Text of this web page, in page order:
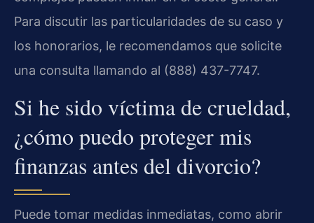
Para discutir las particularidades de su caso y
los honorarios, le recomendamos que solicite
una consulta llamando al (888) 437-7747.
Si he sido víctima de crueldad,
¿cómo puedo proteger mis
finanzas antes del divorcio?
Puede tomar medidas inmediatas, como abrir